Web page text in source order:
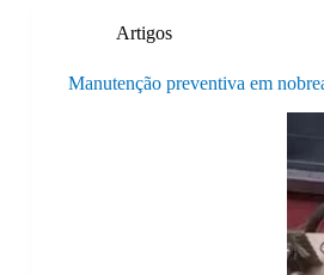
Artigos
Manutenção preventiva em